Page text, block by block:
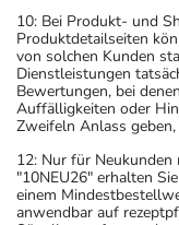
10: Bei Produkt- und
Produktdetailseiten
von solchen Kunden
Dienstleistungen
Bewertungen, bei
Auffälligkeiten oder
Zweifeln Anlass
12: Nur für
"10NEU26" erhalten
einem
anwendbar auf